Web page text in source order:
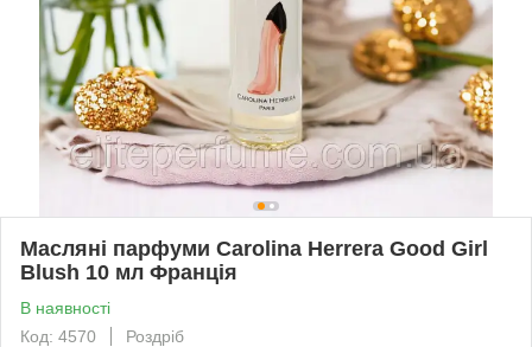
Масляні парфуми Carolina Herrera Good Girl
Blush 10 мл Франція
В наявності
Код: 4570
Роздріб